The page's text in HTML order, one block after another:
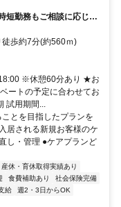
短勤務もご相談に応じま
歩約7分(約560ｍ)
※休憩60分あり ★お
ートの予定に合わせてお
試用期間...
とを目指したプランを
居される新規お客様のケ
し・管理 ●ケアプランど
産休・育休取得実績あり
食費補助あり
社会保険完備
給
週2・3日からOK